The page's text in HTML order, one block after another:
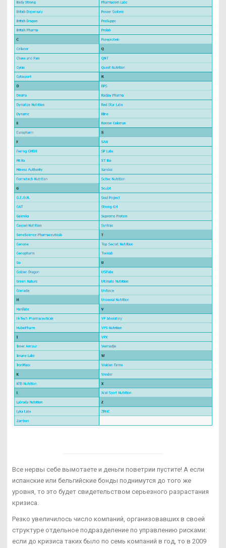
Все нервы себе вымотаете и деньги поветрии пустите! А если
испанские или бельгийские бонды поднимутся до того же
уровня, то это будет свидетельством серьезного разрастания
кризиса.
Резко увеличилось число компаний, организовавших в своей
структуре отдельное подразделение по управлению рисками:
если до кризиса таких было по семь компаний в год, то в 2009